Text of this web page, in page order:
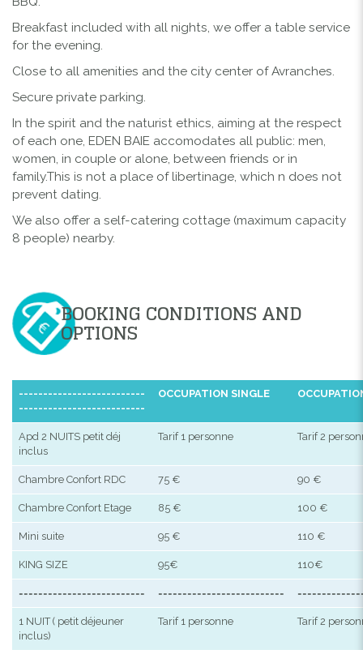
Breakfast included with all nights, we offer a table service
for the evening.
Close to all amenities and the city center of Avranches.
Secure private parking.
In the spirit and the naturist ethics, aiming at the respect
of each one, EDEN BAIE accomodates all public: men,
women, in couple or alone, between friends or in
family.This is not a place of libertinage, which n does not
prevent dating.
We also offer a self-catering cottage (maximum capacity
8 people) nearby.
BOOKING CONDITIONS AND
OPTIONS
--------------------------
--------------------------
OCCUPATION SINGLE
Apd 2 NUITS petit déj
inclus
Tarif 1 personne Tarif 2
Chambre Confort RDC 75 € 90 €
Chambre Confort Etage 85 € 100 €
Mini suite 95 € 110 €
KING SIZE 95€ 110€
========================== ==========================
1 NUIT ( petit déjeuner
inclus)
Tarif 1 personne Tarif 2